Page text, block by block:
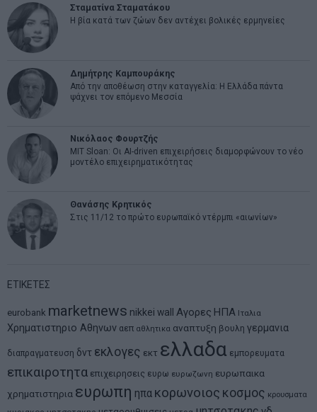
Σταματίνα Σταματάκου
Η βία κατά των ζώων δεν αντέχει βολικές ερμηνείες
Δημήτρης Καμπουράκης
Από την αποθέωση στην καταγγελία: Η Ελλάδα πάντα
ψάχνει τον επόμενο Μεσσία
Νικόλαος Φουρτζής
MIT Sloan: Οι AI-driven επιχειρήσεις διαμορφώνουν το νέο
μοντέλο επιχειρηματικότητας
Θανάσης Κρητικός
Στις 11/12 το πρώτο ευρωπαϊκό ντέρμπι «αιωνίων»
ΕΤΙΚΕΤΕΣ
eurobank marketnews nikkei wall Αγορες ΗΠΑ Ιταλια
Χρηματιστηριο Αθηνων αεπ αθλητικα αναπτυξη βουλη γερμανια
διαπραγματευση δντ εκλογες εκτ ελλαδα εμπορευματα
επικαιροτητα επιχειρησεις ευρω ευρωζωνη ευρωπαικα
χρηματιστηρια ευρωπη ηπα κορωνοιος κοσμος κρουσματα